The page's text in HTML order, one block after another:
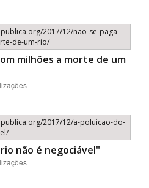
2017/12/nao-se-paga-
de-um-rio/
milhões a morte de um
2017/12/a-poluicao-do-
não é negociável"